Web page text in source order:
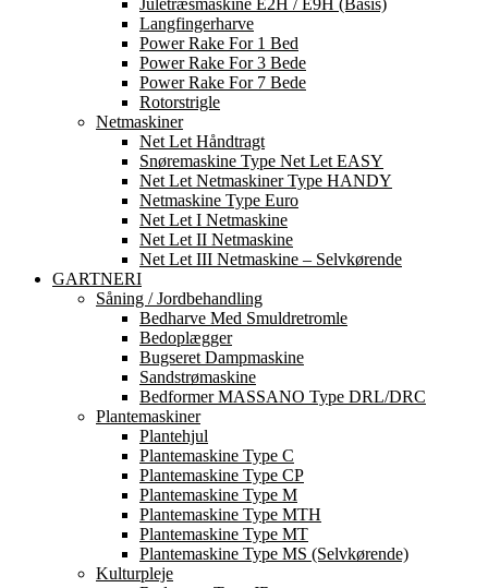
Juletræsmaskine E2H / E9H (basis)
Langfingerharve
Power Rake For 1 Bed
Power Rake For 3 Bede
Power Rake For 7 Bede
Rotorstrigle
Netmaskiner
Net Let Håndtragt
Snøremaskine Type Net Let EASY
Net Let Netmaskiner Type HANDY
Netmaskine Type Euro
Net Let I Netmaskine
Net Let II Netmaskine
Net Let III Netmaskine – Selvkørende
GARTNERI
Såning / Jordbehandling
Bedharve Med Smuldretromle
Bedoplægger
Bugseret Dampmaskine
Sandstrømaskine
Bedformer MASSANO Type DRL/DRC
Plantemaskiner
Plantehjul
Plantemaskine Type C
Plantemaskine Type CP
Plantemaskine Type M
Plantemaskine Type MTH
Plantemaskine Type MT
Plantemaskine Type MS (Selvkørende)
Kulturpleje